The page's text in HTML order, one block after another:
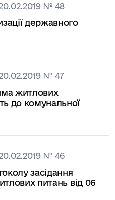
№ 48
державного
№ 47
житлових
до комунальної
№ 46
засідання
питань від 06